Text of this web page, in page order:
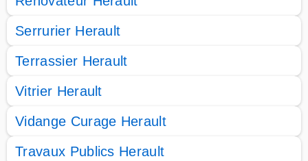
Serrurier Herault
Terrassier Herault
Vitrier Herault
Vidange Curage Herault
Travaux Publics Herault